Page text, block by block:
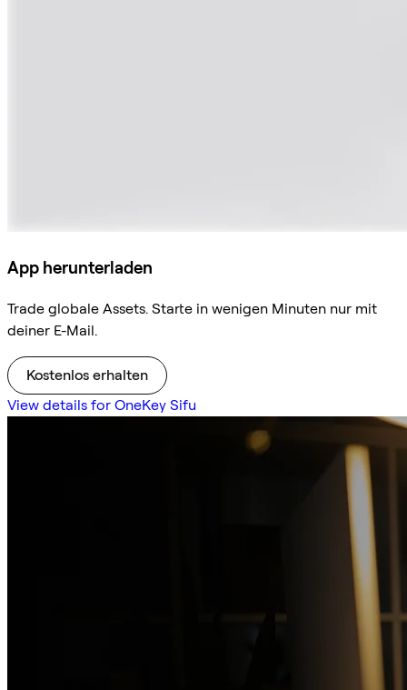
App herunterladen
Trade globale Assets. Starte in wenigen Minuten nur mit
deiner E-Mail.
Kostenlos erhalten
View details for OneKey Sifu